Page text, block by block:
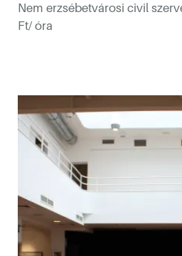
jótékonysági aukció
Nem erzsébetvárosi civil
Ft/ óra